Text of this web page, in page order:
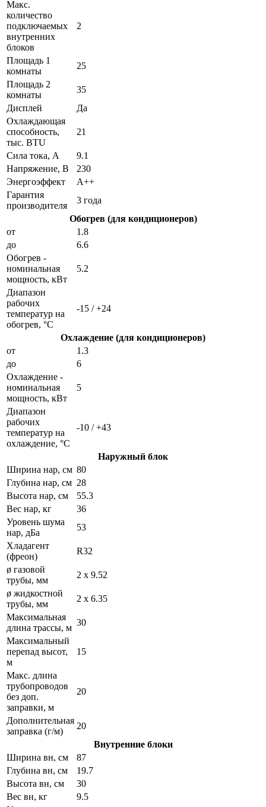
Макс.
количество
подключаемых
внутренних
блоков
2
Площадь 1
комнаты
25
Площадь 2
комнаты
35
Дисплей
Да
Охлаждающая
способность,
тыс. BTU
21
Сила тока, А
9.1
Напряжение, В
230
Энергоэффект
А++
Гарантия
производителя
3 года
Обогрев (для кондиционеров)
от
1.8
до
6.6
Обогрев -
номинальная
мощность, кВт
5.2
Диапазон
рабочих
температур на
обогрев, °C
-15 / +24
Охлаждение (для кондиционеров)
от
1.3
до
6
Охлаждение -
номинальная
мощность, кВт
5
Диапазон
рабочих
температур на
охлаждение, °C
-10 / +43
Наружный блок
Ширина нар, см 80
Глубина нар, см 28
Высота нар, см
55.3
Вес нар, кг
36
Уровень шума
нар, дБа
53
Хладагент
(фреон)
R32
ø газовой
трубы, мм
2 х 9.52
ø жидкостной
трубы, мм
2 х 6.35
Максимальная
длина трассы, м
30
Максимальный
перепад высот,
м
15
Макс. длина
трубопроводов
без доп.
заправки, м
20
Дополнительная
заправка (г/м)
20
Внутренние блоки
Ширина вн, см
87
Глубина вн, см
19.7
Высота вн, см
30
Вес вн, кг
9.5